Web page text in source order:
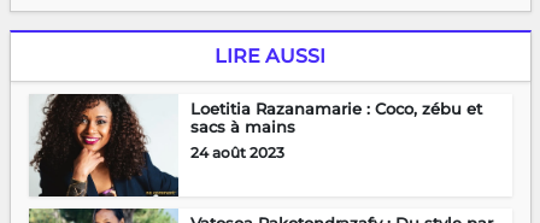
LIRE AUSSI
Loetitia Razanamarie : Coco, zébu et
sacs à mains
24 août 2023